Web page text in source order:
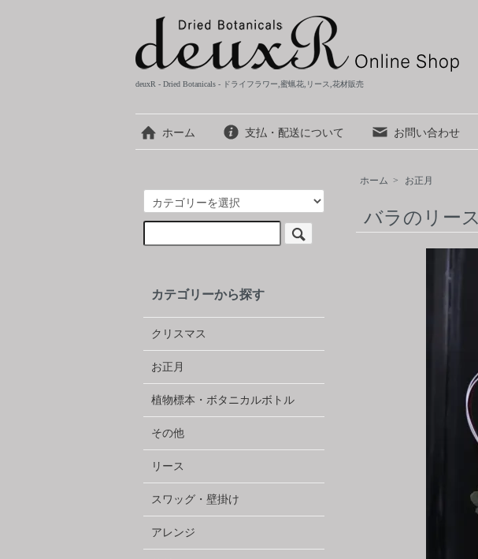
deuxR - Dried Botanicals - ドライフラワー,蜜蝋花,リース,花材販売
ホーム 支払・配送について お問い合わせ
ホーム > お正月
バラのリー
カテゴリーから探す
クリスマス
お正月
植物標本・ボタニカルボトル
その他
リース
スワッグ・壁掛け
アレンジ